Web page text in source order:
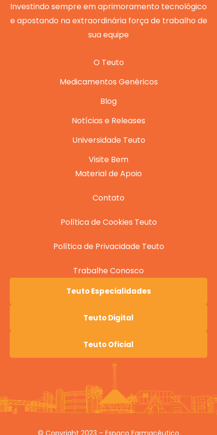
m
Investindo sempre em aprimoramento tecnológico
e apostando na extraordinária força de trabalho de
sua equipe
O Teuto
Medicamentos Genéricos
Blog
Notícias e Releases
Universidade Teuto
Visite Bem
Material de Apoio
Contato
Política de Cookies Teuto
Política de Privacidade Teuto
Trabalhe Conosco
Teuto Especialidades
Teuto Digital
Teuto Oficial